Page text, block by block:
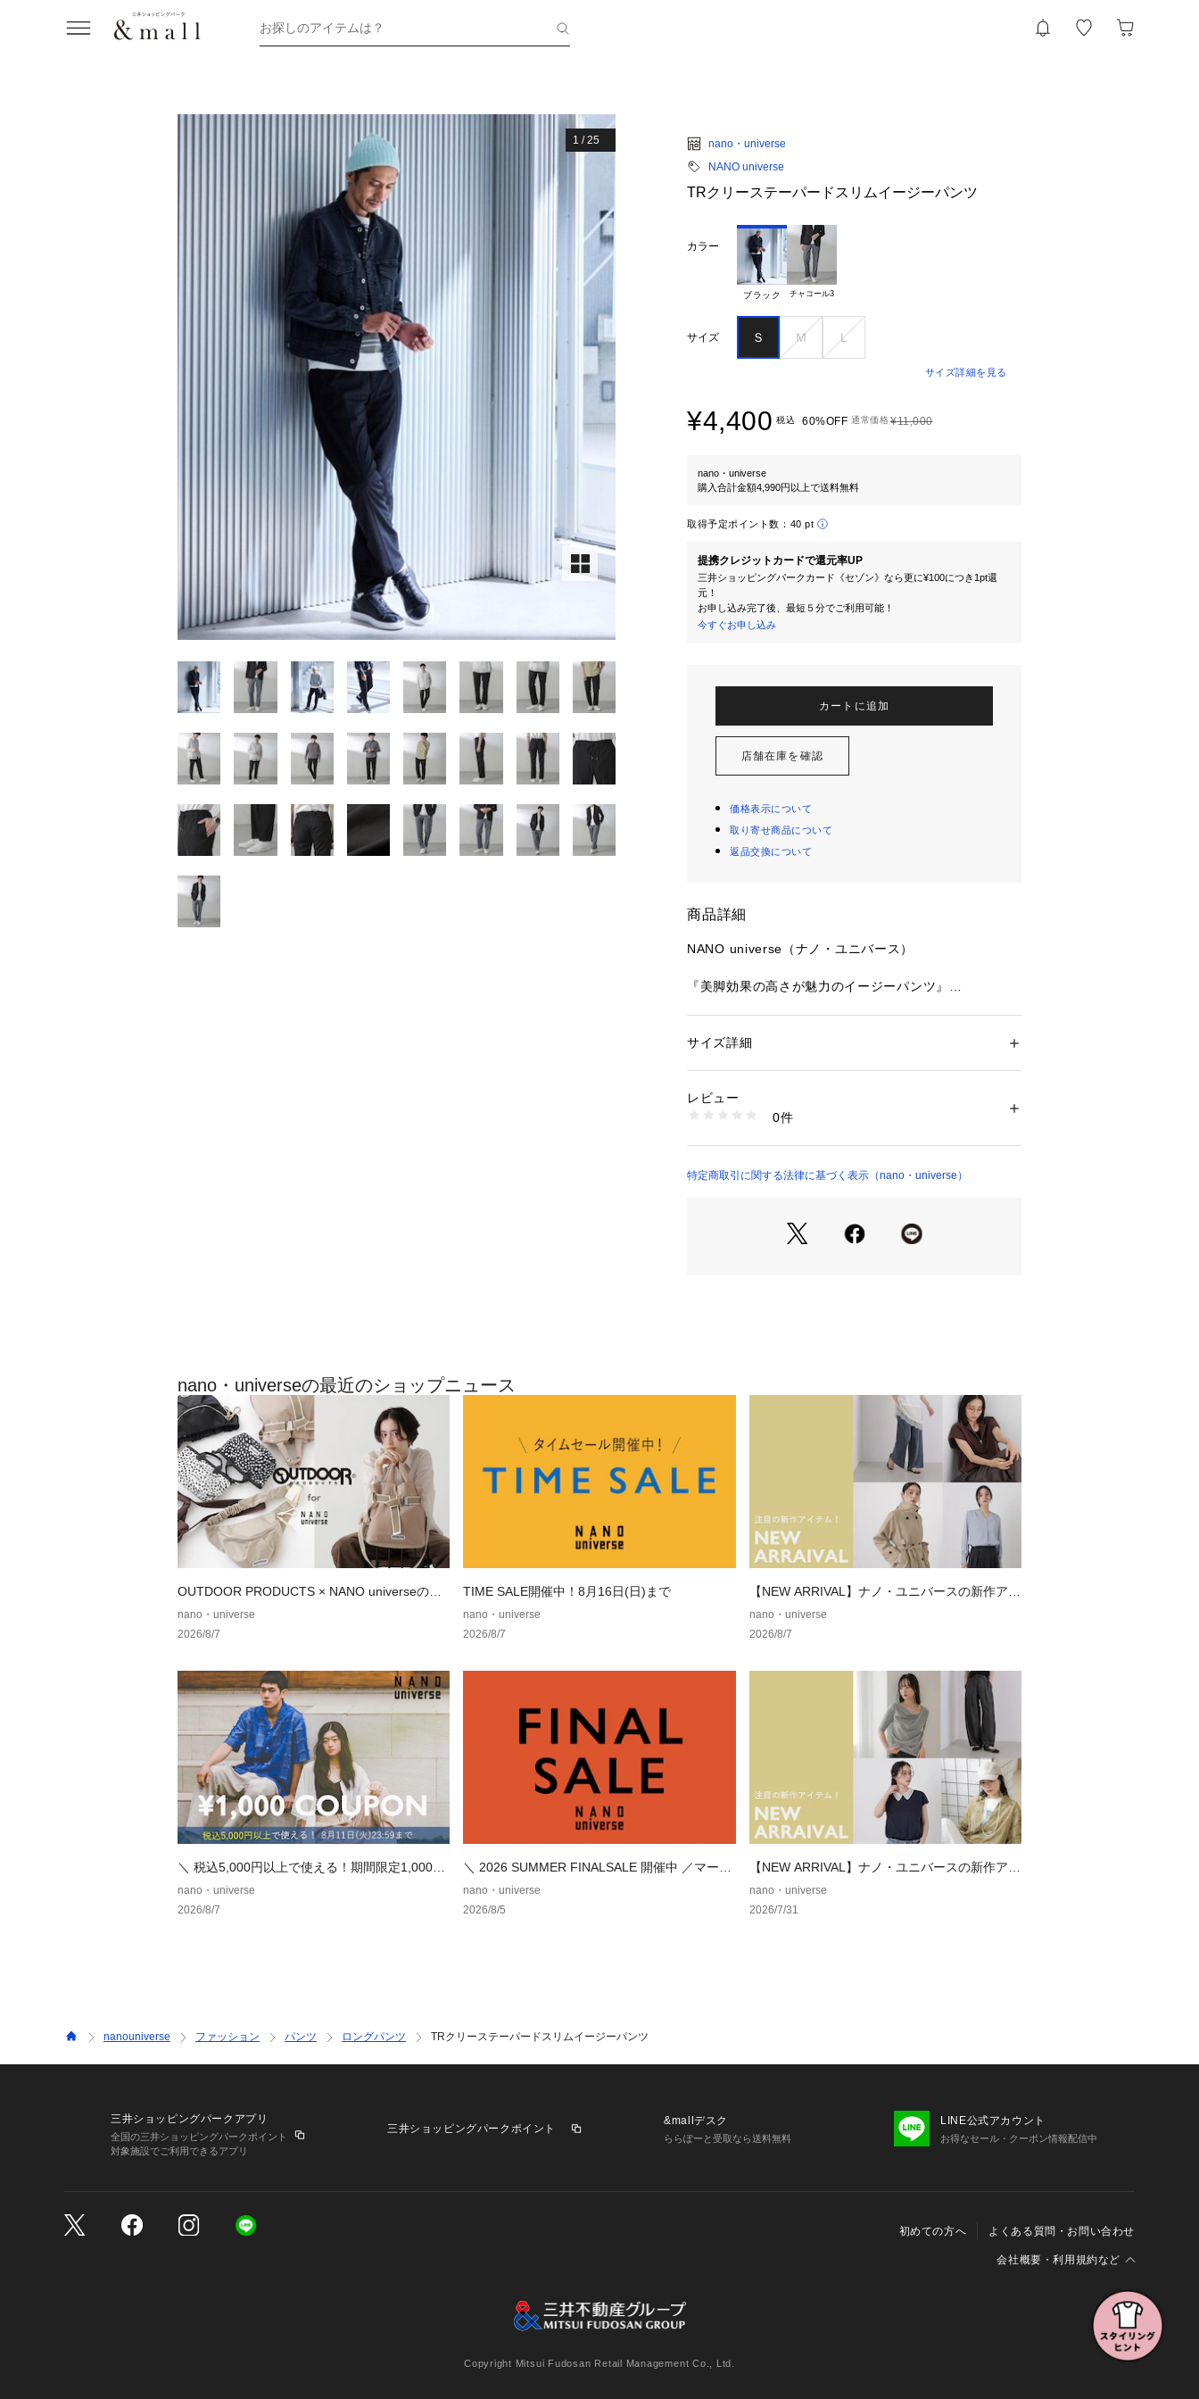
お探しのアイテムは？
1 /25
nano・universe
NANO universe
TRクリーステーパードスリムイージーパンツ
カラー
ブラック チャコール3
サイズ Ｓ Ｍ Ｌ
サイズ詳細を見る
¥4,400 税込 60%OFF 通常価格¥11,000
nano・universe
購入合計金額4,990円以上で送料無料
取得予定ポイント数： 40 pt
提携クレジットカードで還元率UP
三井ショッピングパークカード《セゾン》なら更に¥100につき1pt還
元！
お申し込み完了後、最短５分でご利用可能！
今すぐお申し込み
カートに追加
店舗在庫を確認
価格表示について
取り寄せ商品について
返品交換について
商品詳細
NANO universe（ナノ・ユニバース）
『美脚効果の高さが魅力のイージーパンツ』
を使用した着心地の良い一着。テーパードが効いた美脚
・裾に向かってテーパードが効いた美脚シルエット
・オフィスカジュアルやデイリーシーンに重宝
単独洗いをして下さい。濡れたままの放置や、長時間の
浸漬はしないで下さい。形をととのえてから干してくだ
さい。ネットを使用して下さい。あて布を使用してくだ
さい。アイロンや乾燥時の熱の影響により、色合いや風
合いが変化する可能性があります。こちらの商品は水や
雨に濡れたり、汗による湿気、乾燥状態での摩擦によ
り、薄い色の衣服などに色移りする可能性がございま
す。予めご了承いただき、ご使用の際にはご注意くださ
いますようお願い致します。
※サンプルにて撮影、採寸を行う為、実際にお届けする
いますので、予めご了承下さい。
【ブラック】model: H186 B88 W73 H92 着用サイズ：
【チャコール】model : H178 B85 W70 H88 着用サイ
性別：メンズ
洗濯：30℃非常に弱い 漂白× アイロン110℃ ドライ弱い タンブル
乾燥× 吊り干し ウェット非常に弱い
い
6684127205 （ショップ）
サイズ詳細
レビュー
0件
特定商取引に関する法律に基づく表示（nano・universe）
nano・universeの最近のショップニュース
OUTDOOR PRODUCTS × NANO universeの別
注アイテムをご紹介！
nano・universe
2026/8/7
TIME SALE開催中！8月16日(日)まで
nano・universe
2026/8/7
【NEW ARRIVAL】ナノ・ユニバースの新作アイ
テム
nano・universe
2026/8/7
＼ 税込5,000円以上で使える！期間限定1,000円
クーポン ／
nano・universe
2026/8/7
＼ 2026 SUMMER FINALSALE 開催中 ／マーク
ダウンでお得にゲット！
nano・universe
2026/8/5
【NEW ARRIVAL】ナノ・ユニバースの新作アイ
テム
nano・universe
2026/7/31
nanouniverse ファッション パンツ ロングパンツ TRクリーステーパードスリムイージーパンツ
三井ショッピングパークアプリ
全国の三井ショッピングパークポイント
対象施設でご利用できるアプリ
三井ショッピングパークポイント
&mallデスク
ららぽーと受取なら送料無料
LINE公式アカウント
お得なセール・クーポン情報配信中
初めての方へ よくある質問・お問い合わせ
会社概要・利用規約など
特定商取引に関する法律に基づく表示
個人情報保護方針 個人情報の取り扱いについて
Cookieおよびアクセスログについて
三井不動産グループ ソーシャルメディアガイドライン
Copyright Mitsui Fudosan Retail Management Co., Ltd.